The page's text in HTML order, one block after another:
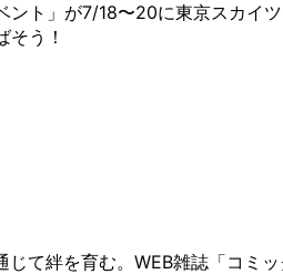
ント」が7/18〜20に東京スカ
う！
て絆を育む。WEB雑誌「コミ